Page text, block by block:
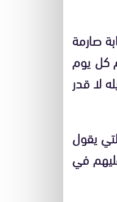
صارمة
كل يوم
لا قدر
يقول
في